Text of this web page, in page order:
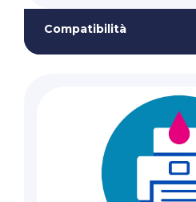
Compatibilità